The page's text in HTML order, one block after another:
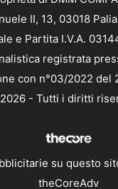
II, 13, 03018
e Partita I.V.A.
registrata
con n°03/2022 del
- Tutti i diritti
su questo
theCoreAdv